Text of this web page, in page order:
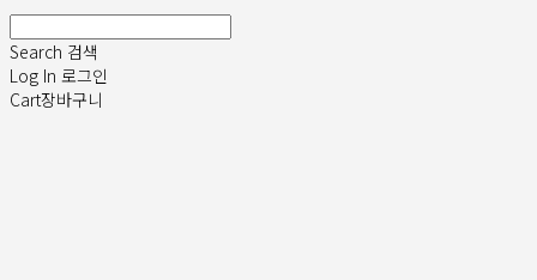
Search 검색
Log In 로그인
Cart장바구니